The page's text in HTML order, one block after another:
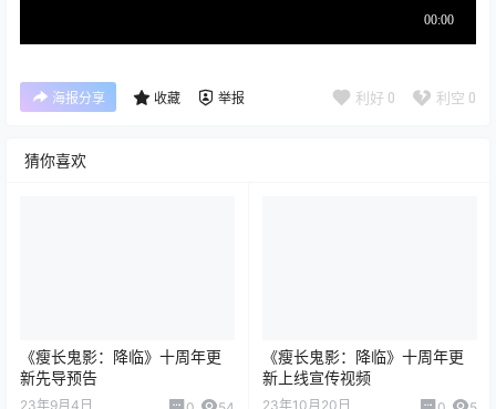
海报分享 收藏 举报 利好 0 利空 0
猜你喜欢
《瘦长鬼影：降临》十周年更
新先导预告
23年9月4日
《瘦长鬼影：降临》十周年更
新上线宣传视频
23年10月20日